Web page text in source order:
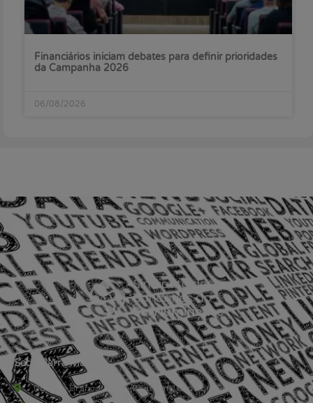
Financiários iniciam debates para definir prioridades
da Campanha 2026
06/08/2026
Sede Barra Mansa
Rua Rio Branco, nº107 (2º andar), Centro - Cep: 27.330-030